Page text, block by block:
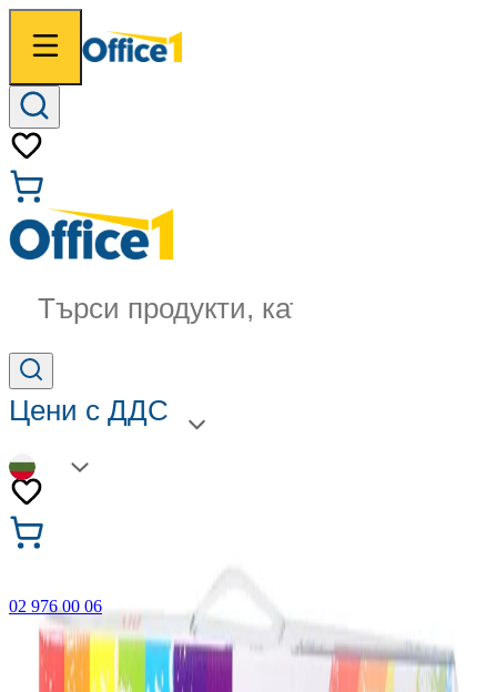
Търси продукти, категории...
Цени с ДДС
BG
02 976 00 06
🎁 Купи 3 продукта с марката Faber-Castell и вземи
най-евтиния БЕЗПЛАТНО! Важи само онлайн до